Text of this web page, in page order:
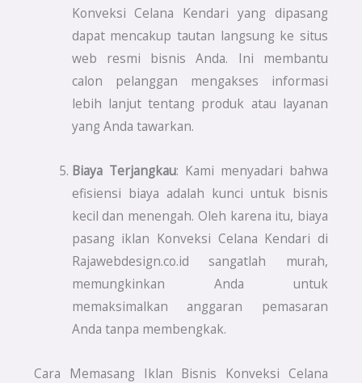
Konveksi Celana Kendari yang dipasang
dapat mencakup tautan langsung ke situs
web resmi bisnis Anda. Ini membantu
calon pelanggan mengakses informasi
lebih lanjut tentang produk atau layanan
yang Anda tawarkan.
Biaya Terjangkau: Kami menyadari bahwa
efisiensi biaya adalah kunci untuk bisnis
kecil dan menengah. Oleh karena itu, biaya
pasang iklan Konveksi Celana Kendari di
Rajawebdesign.co.id sangatlah murah,
memungkinkan Anda untuk
memaksimalkan anggaran pemasaran
Anda tanpa membengkak.
Cara Memasang Iklan Bisnis Konveksi Celana